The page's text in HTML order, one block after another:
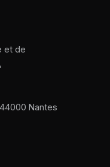
et de
Nantes